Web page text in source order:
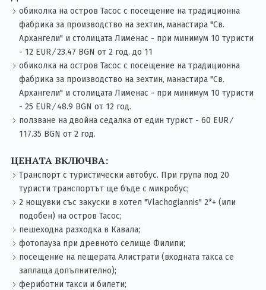
обиколка на остров Тасос с посещение на традиционна
фабрика за производство на зехтин, манастира "Св.
Архангели" и столицата Лименас - при минимум 10 туристи
- 12 EUR ∕ 23.47 BGN от 2 год. до 11
обиколка на остров Тасос с посещение на традиционна
фабрика за производство на зехтин, манастира "Св.
Архангели" и столицата Лименас - при минимум 10 туристи
- 25 EUR ∕ 48.9 BGN от 12 год.
ползване на двойна седалка от един турист - 60 EUR ∕
117.35 BGN от 2 год.
ЦЕНАТА ВКЛЮЧВА:
Транспорт с туристически автобус. При група под 20
туристи транспортът ще бъде с микробус;
2 нощувки със закуски в хотел "Vlachogiannis" 2*+ (или
подобен) на остров Тасос;
пешеходна разходка в Кавала;
фотопауза при древното селище Филипи;
посещение на пещерата Алистрати (входната такса се
заплаща допълнително);
фериботни такси и билети;